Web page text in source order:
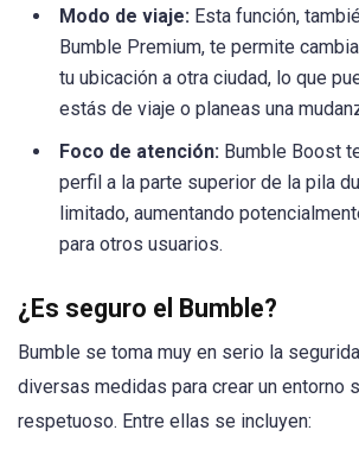
Modo de viaje: Esta función,
Bumble Premium, te permite
tu ubicación a otra ciudad, lo que
estás de viaje o planeas una
Foco de atención: Bumble Boost
perfil a la parte superior de la pila
limitado, aumentando
para otros usuarios.
¿Es seguro el Bumble?
Bumble se toma muy en serio la
diversas medidas para crear un entorno
respetuoso. Entre ellas se incluyen: